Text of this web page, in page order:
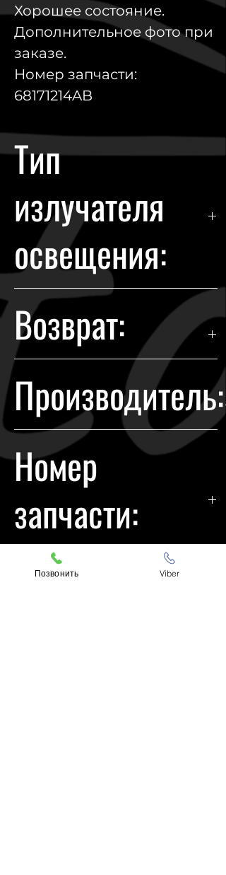
Хорошее состояние.
Дополнительное фото при
заказе.
Номер запчасти:
68171214AB
Тип
излучателя
освещения:
Галоген
Возврат:
Гарантия возврата происходит в
течении 14 дней с момента
покупки.
Производитель:
Jeep
Номер
запчасти:
68171214AB
Подходит на
Позвонить Viber